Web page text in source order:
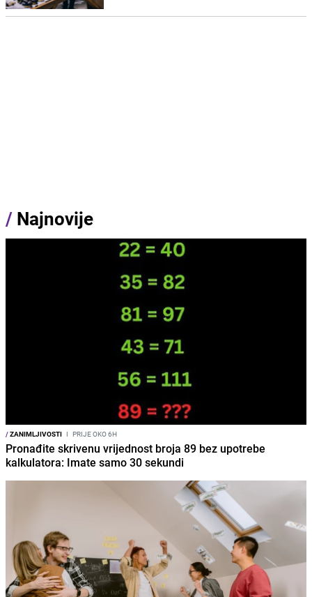
/ Najnovije
/ZANIMLJIVOSTI I PRIJE OKO 6H
Pronađite skrivenu vrijednost broja 89 bez upotrebe
kalkulatora: Imate samo 30 sekundi